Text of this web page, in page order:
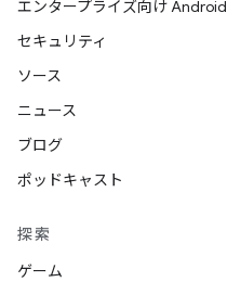
エンタープライズ向け Android
セキュリティ
ソース
ニュース
ブログ
ポッドキャスト
探索
ゲーム